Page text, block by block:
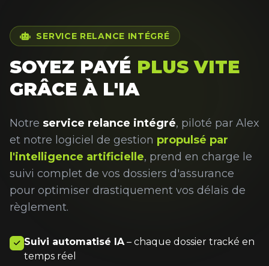
SERVICE RELANCE INTÉGRÉ
SOYEZ PAYÉ PLUS VITE
GRÂCE À L'IA
Notre service relance intégré, piloté par Alex
et notre logiciel de gestion propulsé par
l'intelligence artificielle, prend en charge le
suivi complet de vos dossiers d'assurance
pour optimiser drastiquement vos délais de
règlement.
Suivi automatisé IA– chaque dossier tracké en
temps réel